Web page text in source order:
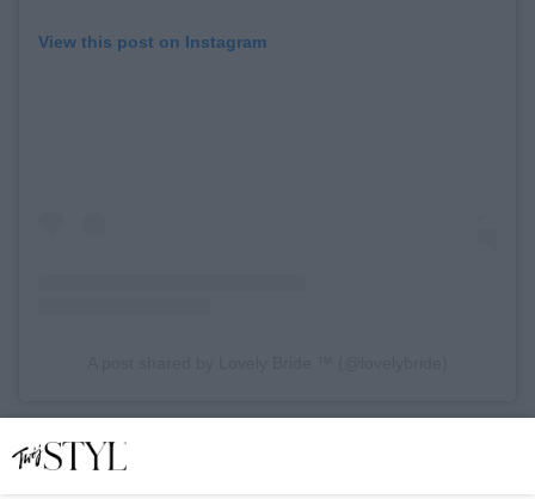
View this post on Instagram